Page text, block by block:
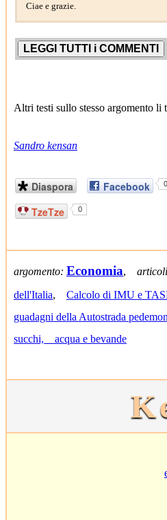
Ciae e grazie.
Altri testi sullo stesso argomento
Sandro kensan
Diaspora Facebook 0
TzeTze
0
argomento: Economia,
dell'Italia, Calcolo di IMU e
guadagni della Autostrada
succhi, acqua e bevande